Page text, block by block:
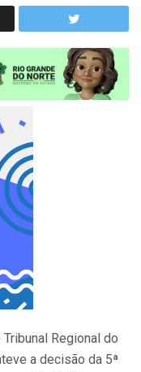
Regional do
a decisão da 5ª